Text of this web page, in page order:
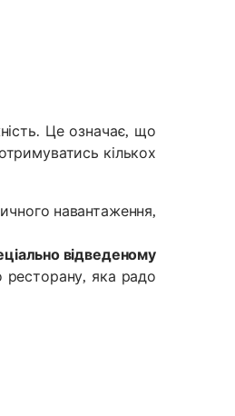
Це означає, що
кількох
навантаження,
відведеному
ресторану, яка радо